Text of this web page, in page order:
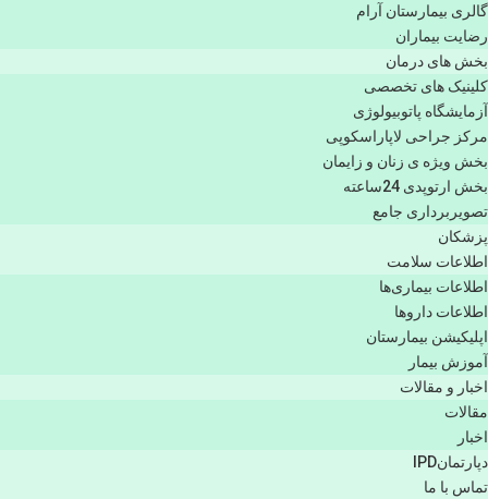
گالری بیمارستان آرام
رضایت بیماران
بخش های درمان
کلینیک های تخصصی
آزمایشگاه پاتوبیولوژی
مرکز جراحی لاپاراسکوپی
بخش ویژه ی زنان و زایمان
بخش ارتوپدی 24ساعته
تصویربرداری جامع
پزشكان
اطلاعات سلامت
اطلاعات بیماری‌ها
اطلاعات دارو‌ها
اپليكيشن بيمارستان
آموزش بیمار
اخبار و مقالات
مقالات
اخبار
دپارتمانIPD
تماس با ما